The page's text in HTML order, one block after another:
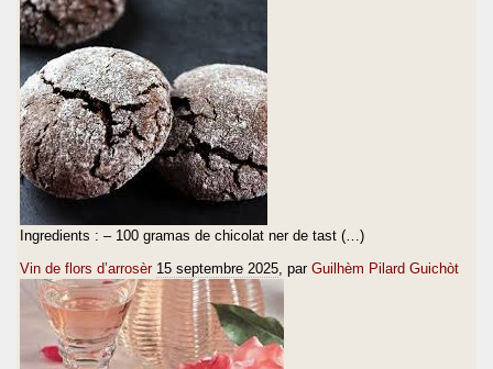
Ingredients : – 100 gramas de chicolat ner de tast (…)
Vin de flors d’arrosèr 15 septembre 2025 , par Guilhèm Pilard Guichòt